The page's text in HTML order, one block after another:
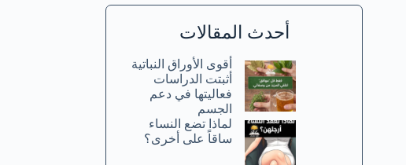
أحدث المقالات
أقوى الأوراق النباتية
أثبتت الدراسات
فعاليتها في دعم
الجسم
لماذا تضع النساء
ساقاً على أخرى؟